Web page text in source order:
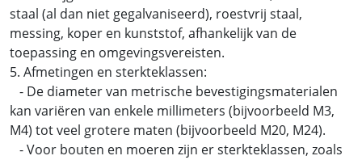
staal (al dan niet gegalvaniseerd), roestvrij staal,
messing, koper en kunststof, afhankelijk van de
toepassing en omgevingsvereisten.
5. Afmetingen en sterkteklassen:
- De diameter van metrische bevestigingsmaterialen
kan variëren van enkele millimeters (bijvoorbeeld M3,
M4) tot veel grotere maten (bijvoorbeeld M20, M24).
- Voor bouten en moeren zijn er sterkteklassen, zoals